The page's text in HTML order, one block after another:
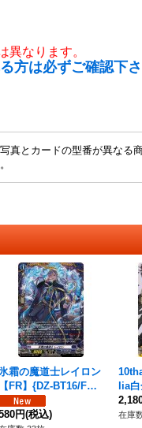
なります。
方は必ずご確認下さ
真とカードの型番が異なる
氷霜の魔道士レイロン
【FR】{DZ-BT16/FR1
《ダークステイツ》
円(税込)
lia白
Z-
他》
在庫